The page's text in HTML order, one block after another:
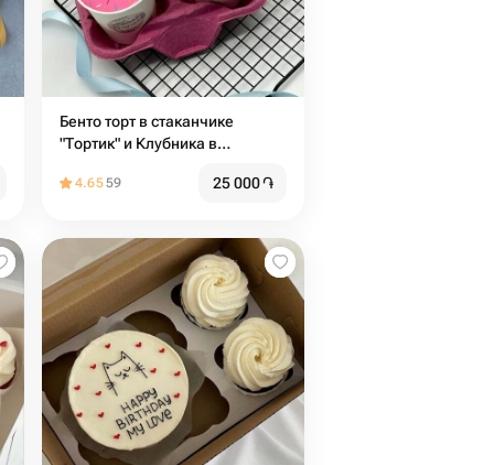
Бенто торт в стаканчике
"Тортик" и Клубника в
4.6559 25 000֏